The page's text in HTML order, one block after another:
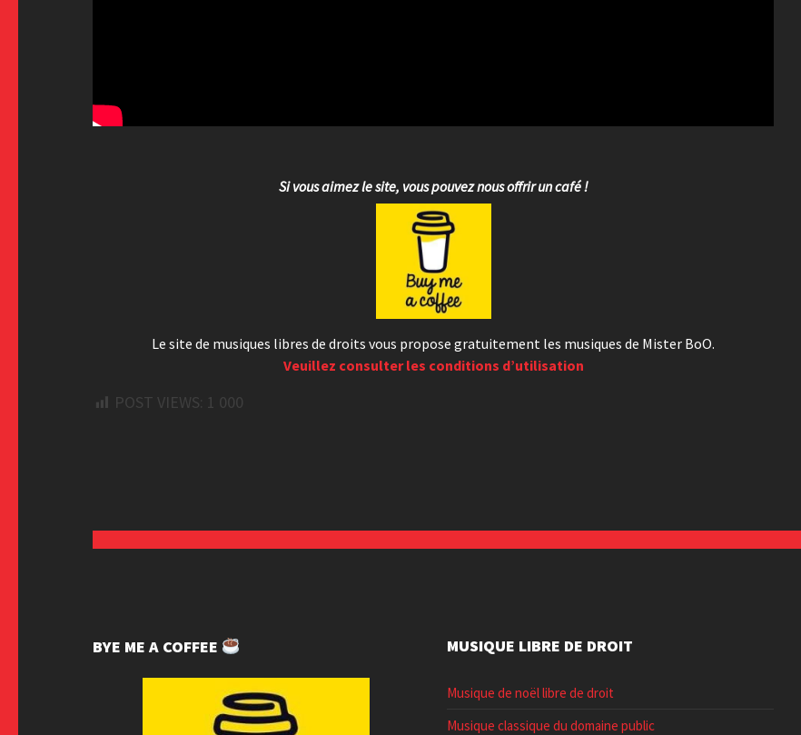
Si vous aimez le site, vous pouvez nous offrir un café !
Le site de musiques libres de droits vous propose gratuitement les musiques de Mister BoO.
Veuillez consulter les conditions d’utilisation
POST VIEWS: 1 000
BYE ME A COFFEE MUSIQUE LIBRE DE DROIT
Musique de noël libre de droit
Musique classique du domaine public